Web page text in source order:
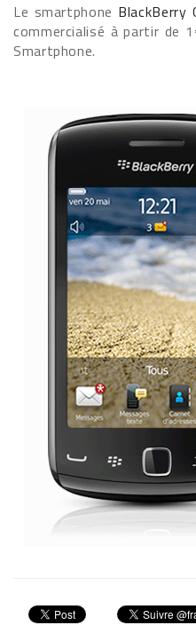
Le smartphone
commercialisé à partir de
Smartphone.